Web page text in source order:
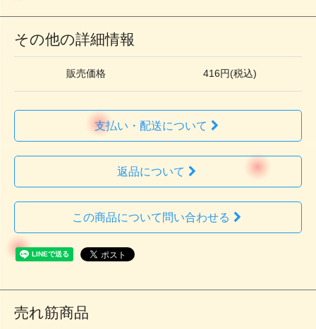
その他の詳細情報
販売価格 416円(税込)
支払い・配送について
返品について
この商品について問い合わせる
売れ筋商品